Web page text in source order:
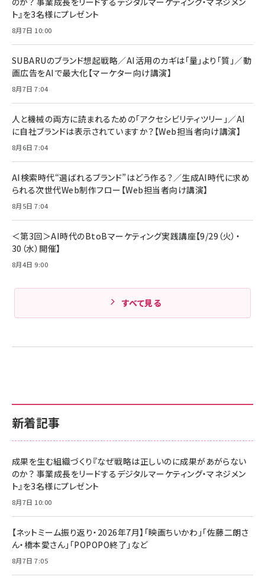
新着記事
成果を生む組織づくり『なぜ戦略は正しいのに成果があがらない
のか？ 事業成長をリードするデジタルマーケティング・マネジメン
ト』を3名様にプレゼント
8月7日 10:00
【ネットミーム振り返り・2026年7月】「映画ちいかわ」「佐藤二朗さ
ん・橋本愛さん」「POPOPO終了」など
8月7日 7:05
ト』を3名様にプレゼント
8月7日 10:00
SUBARUのブランド想起戦略／AI活用のカギは「量」より「質」／動
画広告をAIで最大化【マーケター向け講演】
8月7日 7:04
人と機械の両方に読まれるための「アクセシビリティツリー」／AI
に自社ブランドは表示されていますか？【Web担当者向け講演】
8月6日 7:04
AI検索時代“選ばれるブランド”はどう作る？／生成AI時代に求め
られる次世代Web制作フロー【Web担当者向け講演】
8月5日 7:04
＜第3回＞AI時代のBtoBマーケティング実践講座【9/29（火）・
30（水）開催】
8月4日 9:00
すべて見る